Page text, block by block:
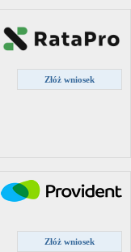
Złóż wniosek
Złóż wniosek